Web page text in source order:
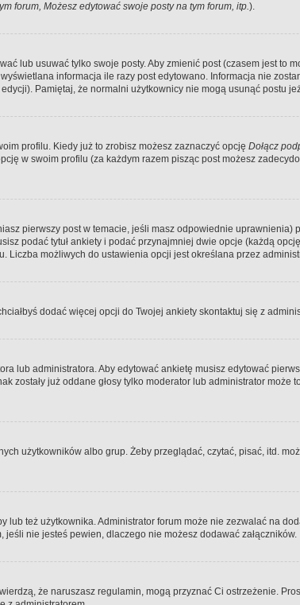
forum, Możesz edytować swoje posty na tym forum, itp.).
lub usuwać tylko swoje posty. Aby zmienić post (czasem jest to
informacja ile razy post edytowano. Informacja nie
Pamiętaj, że normalni użytkownicy nie mogą usunąć postu
profilu. Kiedy już to zrobisz możesz zaznaczyć opcję Dołącz
w swoim profilu (za każdym razem pisząc post możesz
pierwszy post w temacie, jeśli masz odpowiednie uprawnienia)
podać tytuł ankiety i podać przynajmniej dwie opcje (każdą
Liczba możliwych do ustawienia opcji jest określana przez
dodać więcej opcji do Twojej ankiety skontaktuj się z
lub administratora. Aby edytować ankietę musisz edytować
zostały już oddane głosy tylko moderator lub administrator
użytkowników albo grup. Żeby przeglądać, czytać, pisać, itd.
lub też użytkownika. Administrator forum może nie zezwalać na
jeśli nie jesteś pewien, dlaczego nie możesz dodawać załączników.
że naruszasz regulamin, mogą przyznać Ci ostrzeżenie.